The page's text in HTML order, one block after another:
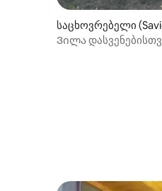
საცხოვრებელი
pino)
Ვილა